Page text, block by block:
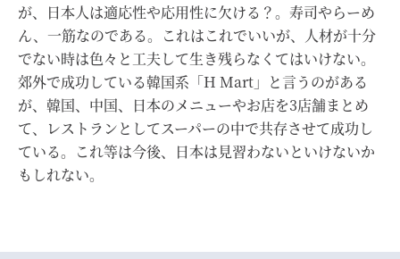
が、日本人は適応性や応用性に欠ける？。寿司やらーめ
ん、一筋なのである。これはこれでいいが、人材が十分
でない時は色々と工夫して生き残らなくてはいけない。
郊外で成功している韓国系「H Mart」と言うのがある
が、韓国、中国、日本のメニューやお店を3店舗まとめ
て、レストランとしてスーパーの中で共存させて成功し
ている。これ等は今後、日本は見習わないといけないか
もしれない。